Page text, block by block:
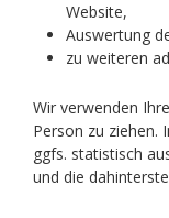
Website,
Auswertung
zu weiteren
Wir verwenden
Person zu ziehen.
ggfs. statistisch
und die